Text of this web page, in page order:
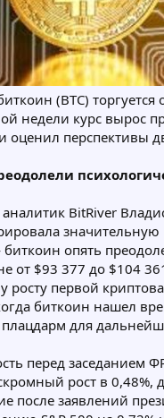
(BTC)
недели курс вырос
оценил перспективы
BitRiver
значительную
опять
от $93 377 до $104
росту первой
биткоин нашел
для
перед
рост в 0,48%,
после заявлений